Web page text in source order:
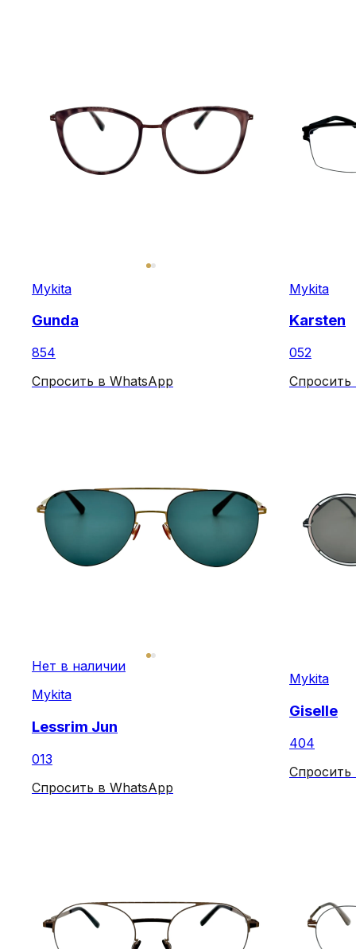
Mykita
Gunda
854
Спросить в WhatsApp
Mykita
Karsten
052
Спросить
Нет в наличии
Mykita
Lessrim Jun
013
Спросить в WhatsApp
Mykita
Giselle
404
Спросить